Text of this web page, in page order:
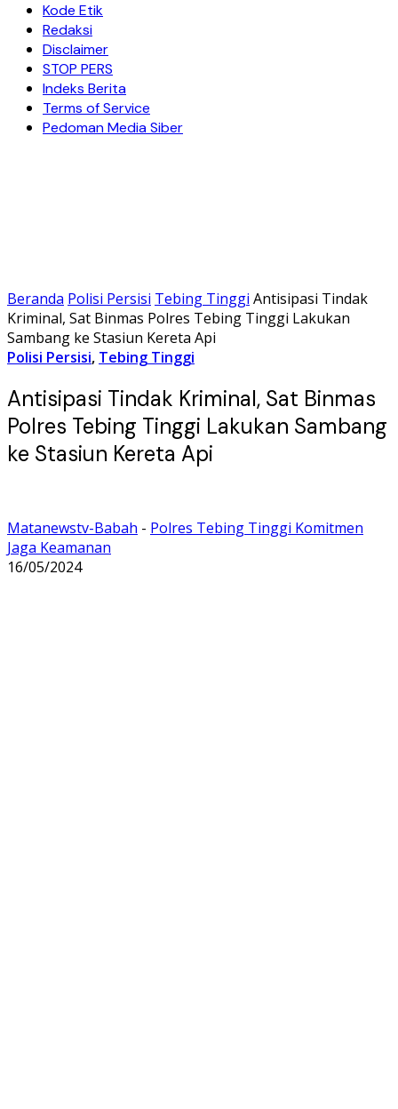
Kode Etik
Redaksi
Disclaimer
STOP PERS
Indeks Berita
Terms of Service
Pedoman Media Siber
Beranda Polisi Persisi Tebing Tinggi Antisipasi Tindak
Kriminal, Sat Binmas Polres Tebing Tinggi Lakukan
Sambang ke Stasiun Kereta Api
Polisi Persisi, Tebing Tinggi
Antisipasi Tindak Kriminal, Sat Binmas
Polres Tebing Tinggi Lakukan Sambang
ke Stasiun Kereta Api
Matanewstv-Babah - Polres Tebing Tinggi Komitmen
Jaga Keamanan
16/05/2024